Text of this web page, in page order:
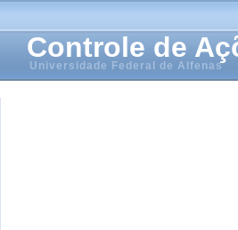
Controle de
Universidade Federal de Alfenas